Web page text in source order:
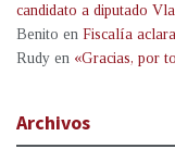
candidato a diputado
Benito en Fiscalía
Rudy en «Gracias, por
Archivos